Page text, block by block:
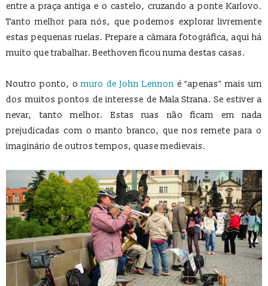
entre a praça antiga e o castelo, cruzando a ponte Karlovo.
Tanto melhor para nós, que podemos explorar livremente
estas pequenas ruelas. Prepare a câmara fotográfica, aqui há
muito que trabalhar. Beethoven ficou numa destas casas.
Noutro ponto, omuro de John Lennon é “apenas” mais um
dos muitos pontos de interesse de Mala Strana. Se estiver a
nevar, tanto melhor. Estas ruas não ficam em nada
prejudicadas com o manto branco, que nos remete para o
imaginário de outros tempos, quase medievais.